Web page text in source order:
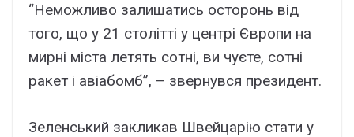
“Неможливо залишатись осторонь від
того, що у 21 столітті у центрі Європи на
мирні міста летять сотні, ви чуєте, сотні
ракет і авіабомб”, – звернувся президент.
Зеленський закликав Швейцарію стати у